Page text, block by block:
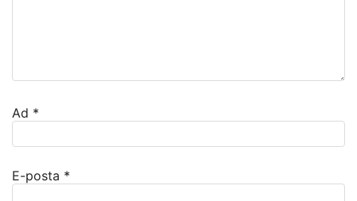
Ad *
E-posta *